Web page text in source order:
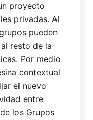
proyecto
privadas. Al
pueden
resto de la
Por medio
contextual
el nuevo
entre
los Grupos